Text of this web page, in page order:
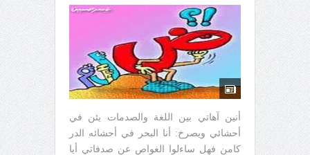
أنين آهاتي بين اللغة والصدمات يئن في
أحشائي ويصرخ: أنا البحر في أحشائه الدر
كامن فهل ساءلوا الغواص عن صدفاتي أيا